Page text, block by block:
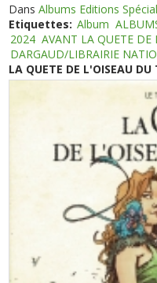
DansAlbums Editions
Etiquettes: Album
2024 AVANT LA QUETE
DARGAUD/LIBRAIRIE
LA QUETE DE L'OISEAU